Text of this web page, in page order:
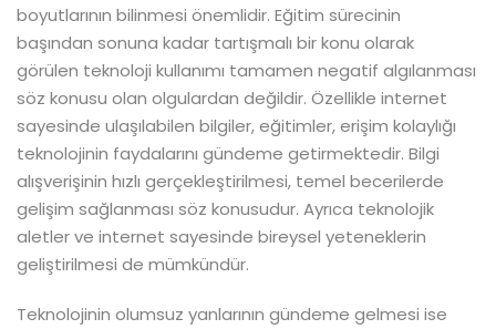
boyutlarının bilinmesi önemlidir. Eğitim sürecinin
başından sonuna kadar tartışmalı bir konu olarak
görülen teknoloji kullanımı tamamen negatif algılanması
söz konusu olan olgulardan değildir. Özellikle internet
sayesinde ulaşılabilen bilgiler, eğitimler, erişim kolaylığı
teknolojinin faydalarını gündeme getirmektedir. Bilgi
alışverişinin hızlı gerçekleştirilmesi, temel becerilerde
gelişim sağlanması söz konusudur. Ayrıca teknolojik
aletler ve internet sayesinde bireysel yeteneklerin
geliştirilmesi de mümkündür.
Teknolojinin olumsuz yanlarının gündeme gelmesi ise